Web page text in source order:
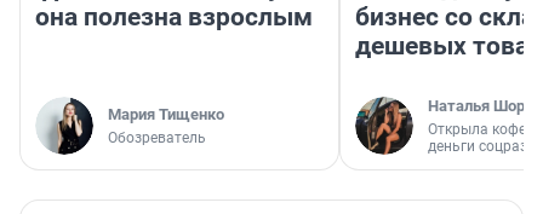
она полезна взрослым
Мария Тищенко
Обозреватель
бизнес со
дешевых
Наталья
Открыла
деньги